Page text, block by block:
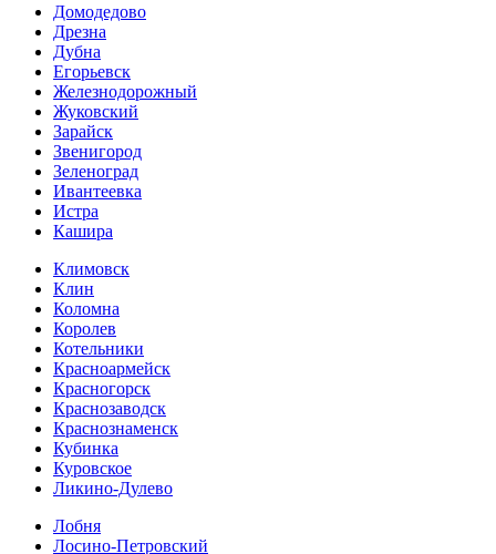
Домодедово
Дрезна
Дубна
Егорьевск
Железнодорожный
Жуковский
Зарайск
Звенигород
Зеленоград
Ивантеевка
Истра
Кашира
Климовск
Клин
Коломна
Королев
Котельники
Красноармейск
Красногорск
Краснозаводск
Краснознаменск
Кубинка
Куровское
Ликино-Дулево
Лобня
Лосино-Петровский